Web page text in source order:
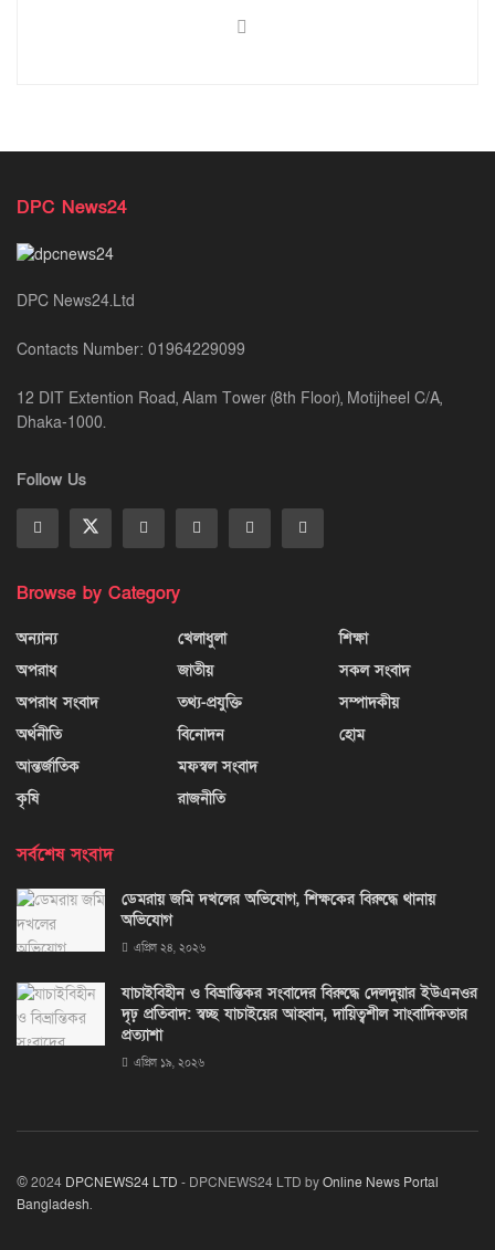
DPC News24
DPC News24.Ltd
Contacts Number: 01964229099
12 DIT Extention Road, Alam Tower (8th Floor), Motijheel C/A,
Dhaka-1000.
Follow Us
Browse by Category
অন্যান্য
অপরাধ
অপরাধ সংবাদ
অর্থনীতি
আন্তর্জাতিক
কৃষি
খেলাধুলা
জাতীয়
তথ্য-প্রযুক্তি
বিনোদন
মফস্বল সংবাদ
রাজনীতি
শিক্ষা
সকল সংবাদ
সম্পাদকীয়
হোম
সর্বশেষ সংবাদ
ডেমরায় জমি দখলের অভিযোগ, শিক্ষকের বিরুদ্ধে থানায়
অভিযোগ
এপ্রিল ২৪, ২০২৬
যাচাইবিহীন ও বিভ্রান্তিকর সংবাদের বিরুদ্ধে দেলদুয়ার ইউএনওর
দৃঢ় প্রতিবাদ: স্বচ্ছ যাচাইয়ের আহ্বান, দায়িত্বশীল সাংবাদিকতার
প্রত্যাশা
এপ্রিল ১৯, ২০২৬
© 2024 DPCNEWS24 LTD - DPCNEWS24 LTD byOnline News Portal
Bangladesh.